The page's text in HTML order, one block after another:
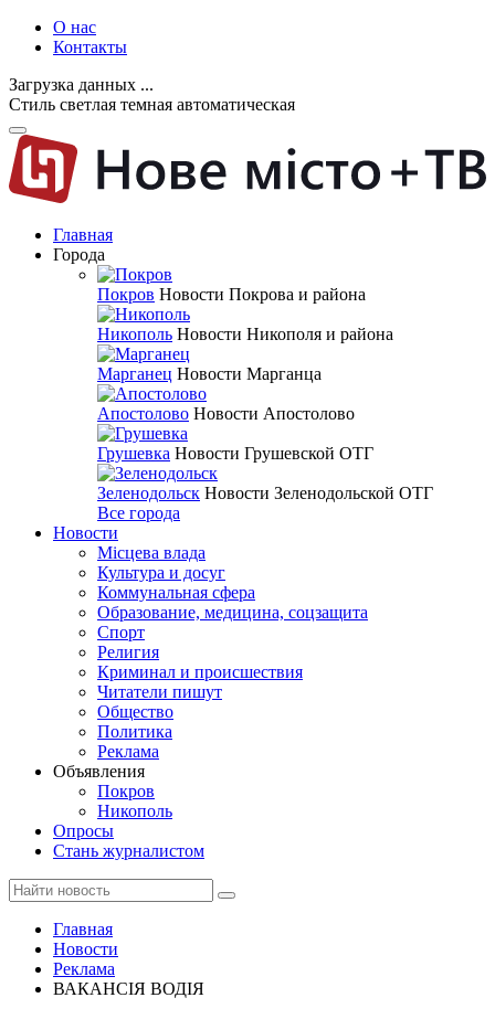
О нас
Контакты
Загрузка данных ...
Стиль светлая темная автоматическая
Главная
Города
Покров Новости Покрова и района
Никополь Новости Никополя и района
Марганец Новости Марганца
Апостолово Новости Апостолово
Грушевка Новости Грушевской ОТГ
Зеленодольск Новости Зеленодольской ОТГ
Все города
Новости
Місцева влада
Культура и досуг
Коммунальная сфера
Образование, медицина, соцзащита
Спорт
Религия
Криминал и происшествия
Читатели пишут
Общество
Политика
Реклама
Объявления
Покров
Никополь
Опросы
Стань журналистом
Главная
Новости
Реклама
ВАКАНСІЯ ВОДІЯ